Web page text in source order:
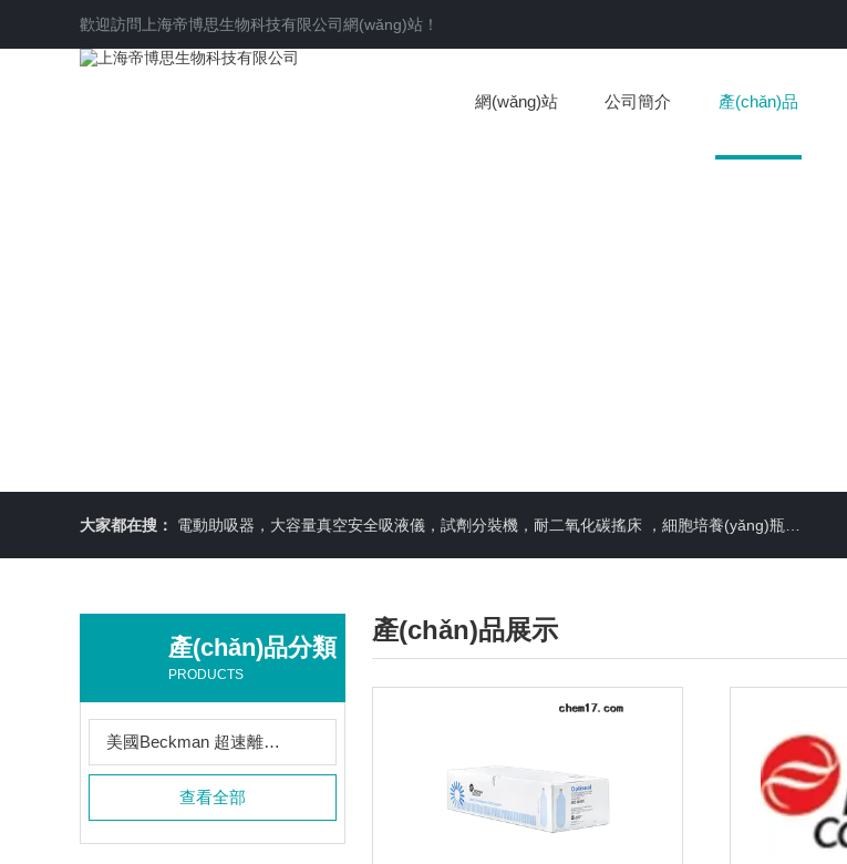
歡迎訪問 上海帝博思生物科技有限公司網(wǎng)站！
網(wǎng)站 公司簡介 產(chǎn)品
大家都在搜： 電動助吸器，大容量真空安全吸液儀，試劑分裝機，耐二氧化碳搖床 ，細胞培養(yǎng)瓶， 87050
產(chǎn)品分類
PRODUCTS
美國Beckman 超速離心管
查看全部
產(chǎn)品展示